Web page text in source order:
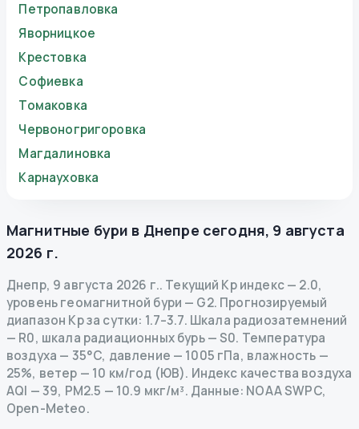
Петропавловка
Яворницкое
Крестовка
Софиевка
Томаковка
Червоногригоровка
Магдалиновка
Карнауховка
Магнитные бури в Днепре сегодня, 9 августа
2026 г.
Днепр, 9 августа 2026 г.. Текущий Kp индекс— 2.0,
уровень геомагнитной бури — G2. Прогнозируемый
диапазон Kp за сутки: 1.7–3.7. Шкала радиозатемнений
— R0, шкала радиационных бурь— S0. Температура
воздуха — 35°C, давление — 1005 гПа, влажность —
25%, ветер — 10 км/год (ЮВ). Индекс качества воздуха
AQI — 39, PM2.5 — 10.9 мкг/м³. Данные: NOAA SWPC,
Open-Meteo.